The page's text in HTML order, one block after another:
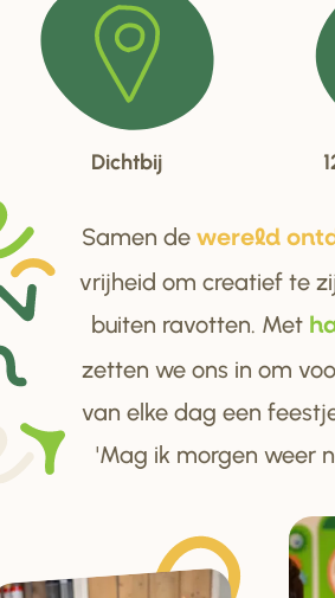
Dichtbij
Samen de wereld
vrijheid om creatief te
buiten ravotten. Met
zetten we ons in om
van elke dag een
'Mag ik morgen weer